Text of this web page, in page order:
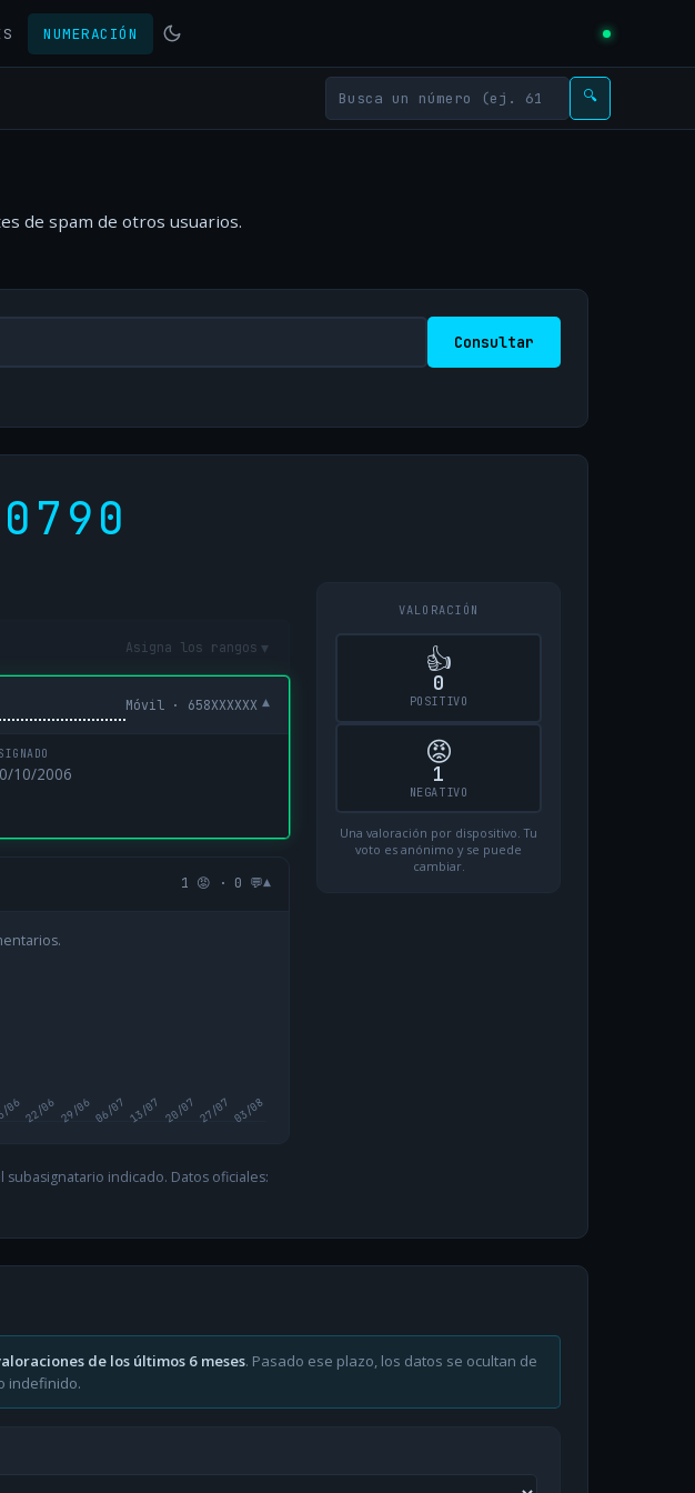
NUMERACIÓN
🔍
de spam de otros usuarios.
Consultar
Asigna los rangos ▾
Móvil · 658XXXXXX ▾
10/2006
1 😡 · 0 💬▾
0622/06 29/0606/07 13/07 20/07 27/07 03/08
indicado. Datos oficiales:
VALORACIÓN
👍
0
POSITIVO
😡
1
NEGATIVO
Una valoración por dispositivo. Tu
voto es anónimo y se puede
cambiar.
de los últimos 6 meses. Pasado ese plazo, los datos se ocultan de
indefinido.